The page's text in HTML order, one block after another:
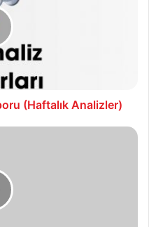
(Haftalık Analizler)